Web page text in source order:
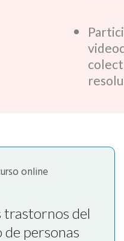
online
del
personas